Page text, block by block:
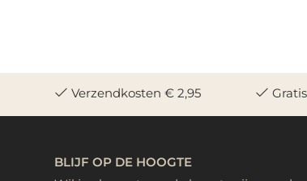
Verzendkosten € 2,95
BLIJF OP DE HOOGTE